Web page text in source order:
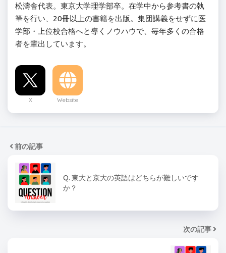
松濤舎代表。東京大学理学部卒。在学中から参考書の執
筆を行い、20冊以上の書籍を出版。集団講義をせずに医
学部・上位校合格へと導くノウハウで、毎年多くの合格
者を輩出しています。
X Website
前の記事
Q. 東大と京大の英語はどちらが難しいです
か？
次の記事